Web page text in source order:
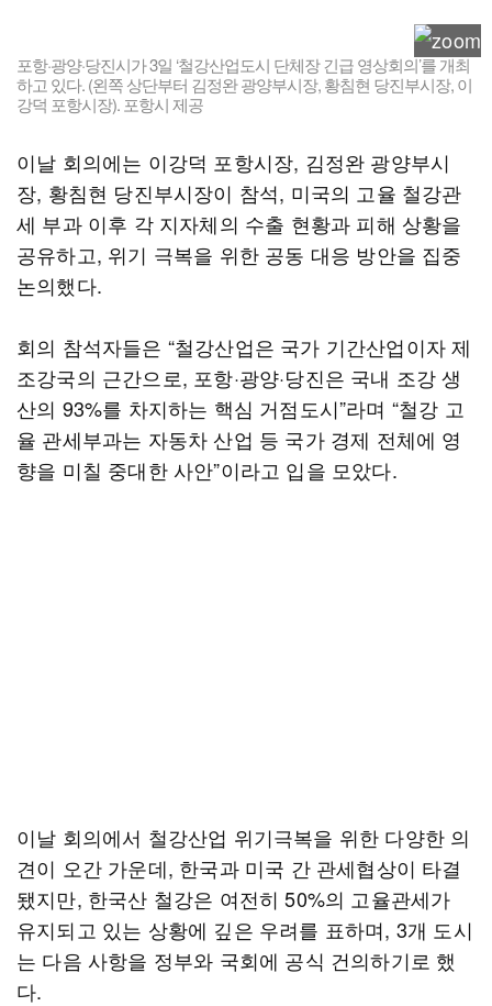
포항·광양·당진시가 3일 ‘철강산업도시 단체장 긴급 영상회의’를 개최
하고 있다. (왼쪽 상단부터 김정완 광양부시장, 황침현 당진부시장, 이
강덕 포항시장). 포항시 제공
이날 회의에는 이강덕 포항시장, 김정완 광양부시
장, 황침현 당진부시장이 참석, 미국의 고율 철강관
세 부과 이후 각 지자체의 수출 현황과 피해 상황을
공유하고, 위기 극복을 위한 공동 대응 방안을 집중
논의했다.
회의 참석자들은 “철강산업은 국가 기간산업이자 제
조강국의 근간으로, 포항·광양·당진은 국내 조강 생
산의 93%를 차지하는 핵심 거점도시”라며 “철강 고
율 관세부과는 자동차 산업 등 국가 경제 전체에 영
향을 미칠 중대한 사안”이라고 입을 모았다.
이날 회의에서 철강산업 위기극복을 위한 다양한 의
견이 오간 가운데, 한국과 미국 간 관세협상이 타결
됐지만, 한국산 철강은 여전히 50%의 고율관세가
유지되고 있는 상황에 깊은 우려를 표하며, 3개 도시
는 다음 사항을 정부와 국회에 공식 건의하기로 했
다.